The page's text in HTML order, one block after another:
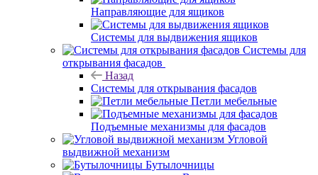
Направляющие для ящиков
Системы для выдвижения ящиков
Системы для
открывания фасадов
Назад
Системы для открывания фасадов
Петли мебельные
Подъемные механизмы для фасадов
Угловой
выдвижной механизм
Бутылочницы